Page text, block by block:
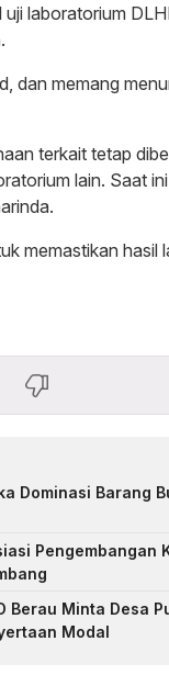
laboratorium
dan memang
terkait tetap
lain. Saat
memastikan hasil
Dominasi Barang
Pengembangan
Berau Minta Desa
Modal